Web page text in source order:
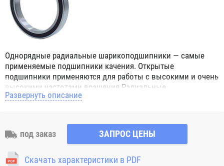
Однорядные радиальные шарикоподшипники — самые
применяемые подшипники качения. Открытые
подшипники применяются для работы с высокими и очень
высокими частотами вращения.Радиальные
шарикоподшипники обозначением 2Z ZZ с обеих сторон
обозначением 2RS 2RS1 2RSH 2RSR имеют с обеих сторон
контактные уплотнения из бутадиен-нитрильного каучука
(NBR) и пригодны для средних частот вращения. Также
поставляются подшипники с бесконтактными
Развернуть описание
под заказ ЗАПРОС ЦЕНЫ
Скачать характеристики в PDF